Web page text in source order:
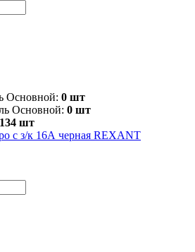
Основной: 0 шт
Основной: 0 шт
134 шт
с з/к 16А черная REXANT